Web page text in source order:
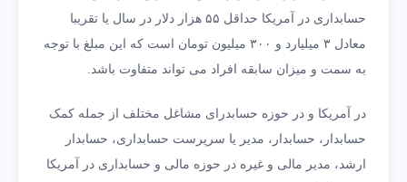
حسابداری در آمریکا حداقل ۵۵ هزار دلار در سال یا تقریبا
معادل ۳ میلیارد و ۳۰۰ میلیون تومان است که این مبلغ با توجه
به سمت و میزان سابقه افراد می‌ تواند متفاوت باشد.
در آمریکا و در حوزه حسابدرای مشاغل مختلف از جمله کمک
حسابدار، حسابدار، مدیر یا سرپرست حسابداری، حسابدار
ارشد، مدیر مالی و غیره در حوزه مالی و حسابداری در آمریکا